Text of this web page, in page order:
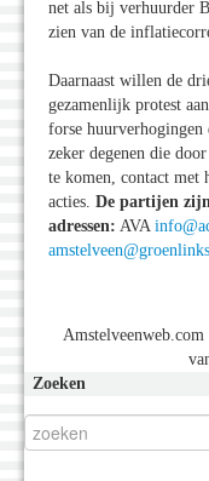
net als bij verhuurder
zien van de
Daarnaast willen de
gezamenlijk protest
forse
zeker degenen die
te komen, contact met
acties. De partijen
adressen: AVA
Zoeken